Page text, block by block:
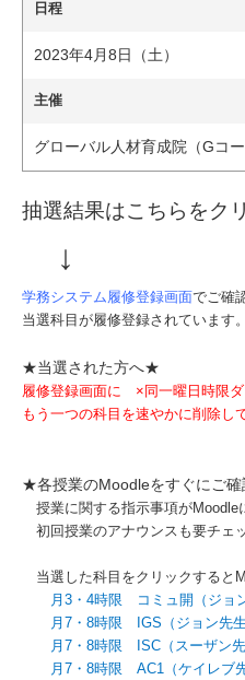
日程
2023年4月8日（土）
主催
グローバル人材育成院（Gコー
抽選結果はこちらをク
↓
学務システム履修登録画面でご確
当選科目が履修登録されています。
★当選された方へ★
履修登録画面に ×同一曜日時限ダ
もう一つの科目を速やかに削除し
★各授業のMoodleをすぐにご
授業に関する指示事項がMoodle
初回授業のアナウンスも要チェ
当選した科目をクリックすると
月3・4時限 コミュ開（ジョ
月7・8時限 IGS（ジョン先生
月7・8時限 ISC（スーザン先
月7・8時限 AC1（ケイレブ先